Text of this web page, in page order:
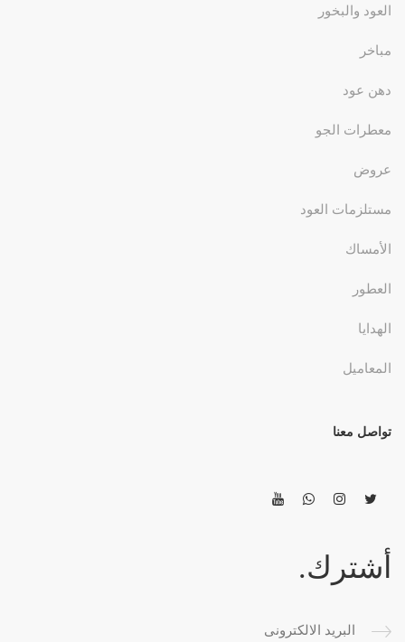
العود والبخور
مباخر
دهن عود
معطرات الجو
عروض
مستلزمات العود
الأمساك
العطور
الهدايا
المعاميل
تواصل معنا
أشترك.